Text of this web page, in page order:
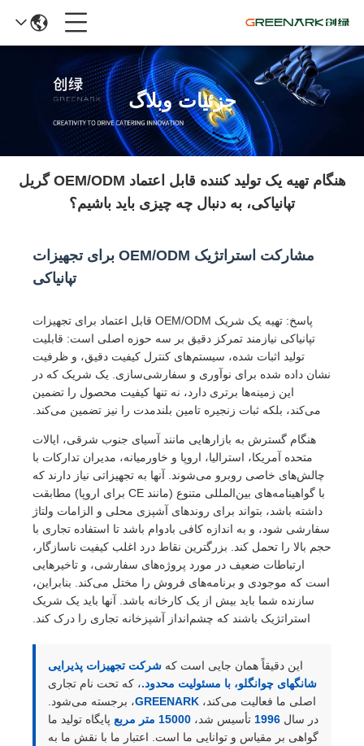
جزئیات وبلاگ
هنگام تهیه یک تولید کننده قابل اعتماد OEM/ODM گریل
تپانیاکی، به دنبال چه چیزی باید باشیم؟
مشارکت استراتژیک OEM/ODM برای تجهیزات
تپانیاکی
پاسخ: تهیه یک شریک OEM/ODM قابل اعتماد برای تجهیزات
تپانیاکی نیازمند تمرکز دقیق بر سه حوزه اصلی است: قابلیت
تولید اثبات شده، سیستم‌های کنترل کیفیت دقیق، و ظرفیت
نشان داده شده برای نوآوری و سفارشی‌سازی. یک شریک که در
این زمینه‌ها برتری دارد، نه تنها کیفیت محصول را تضمین
می‌کند، بلکه ثبات زنجیره تامین بلندمدت را نیز تضمین می‌کند.
هنگام گسترش به بازارهایی مانند آسیای جنوب شرقی، ایالات
متحده آمریکا، استرالیا، اروپا و خاورمیانه، مدیران تدارکات با
چالش‌های خاصی روبرو می‌شوند. آنها به تجهیزاتی نیاز دارند که
با گواهینامه‌های بین‌المللی متنوع (مانند CE برای اروپا) مطابقت
داشته باشد، بتواند برای روندهای آشپزی محلی و الزامات ولتاژ
سفارشی شود، و به اندازه کافی بادوام باشد تا استفاده تجاری با
حجم بالا را تحمل کند. بزرگترین نقاط درد اغلب کیفیت ناسازگار،
ارتباطات ضعیف در مورد پروژه‌های سفارشی، و تاخیرهایی
است که موجودی و برنامه‌های فروش را مختل می‌کند. بنابراین،
سازنده شما باید بیش از یک کارخانه باشد. آنها باید یک شریک
استراتژیک باشند که چشم‌انداز آشپزخانه تجاری را درک کند.
این دقیقاً همان جایی است که شرکت تجهیزات پذیرایی
شانگهای چوانگلو، با مسئولیت محدود.، که تحت نام تجاری
اصلی ما فعالیت می‌کند، GREENARK، برجسته می‌شود.
در سال 1996 تأسیس شد، 15000 متر مربع
پایگاه تولید ما
گواهی بر مقیاس و توانایی ما است. اعتبار ما با نقش ما به